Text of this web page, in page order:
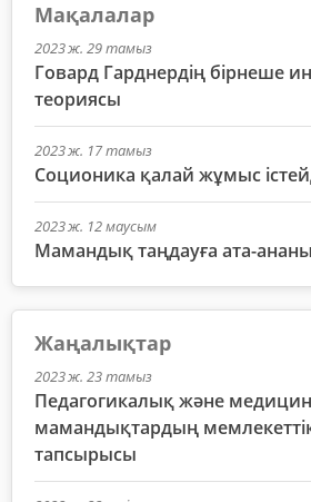
Мақалалар
2023 ж. 29 тамыз
Говард Гарднердің бірнеше
теориясы
2023 ж. 17 тамыз
Соционика қалай жұмыс
2023 ж. 12 маусым
Мамандық таңдауға ата-
Жаңалықтар
2023 ж. 23 тамыз
Педагогикалық және
мамандықтардың
тапсырысы